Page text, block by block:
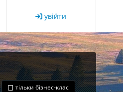
увійти
тільки бізнес-клас